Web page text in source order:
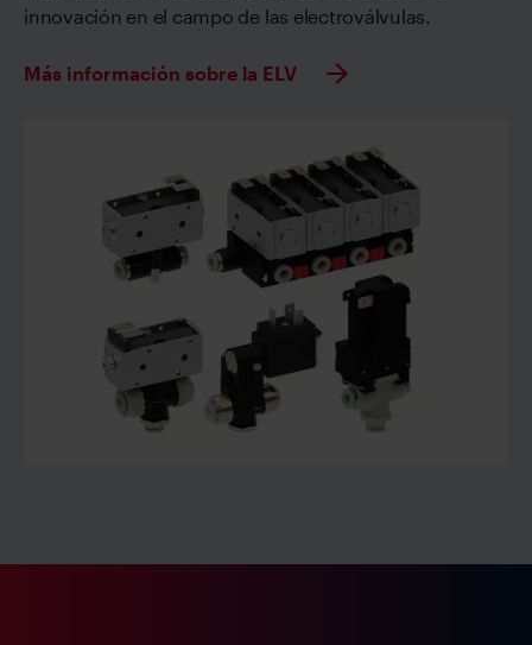
innovación en el campo de las electroválvulas.
Más información sobre la ELV